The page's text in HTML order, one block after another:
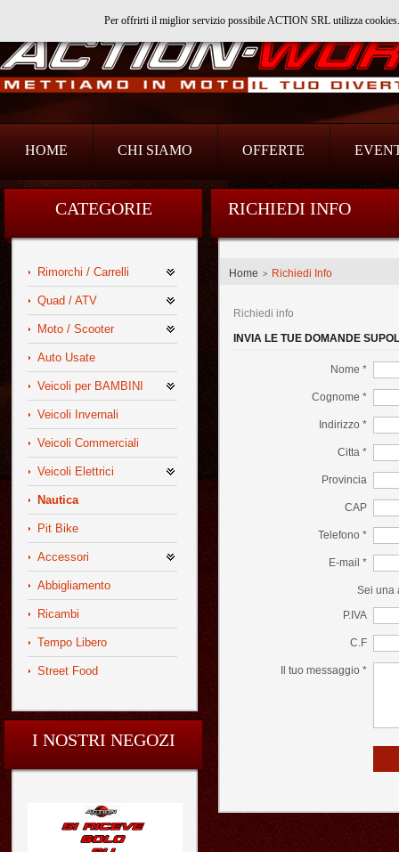
HOME CHI SIAMO OFFERTE
CATEGORIE
Rimorchi / Carrelli
Quad / ATV
Moto / Scooter
Auto Usate
Veicoli per BAMBINI
Veicoli Invernali
Veicoli Commerciali
Veicoli Elettrici
Nautica
Pit Bike
Accessori
Abbigliamento
Ricambi
Tempo Libero
Street Food
I NOSTRI NEGOZI
RICHIEDI INFO
Home > Richiedi Info
Richiedi info
INVIA LE TUE DOMANDE
Nome *
Cognome *
Indirizzo *
Citta *
Provincia
CAP
Telefono *
E-mail *
Sei una
P.IVA
C.F
Il tuo messaggio *
Per offrirti il miglior servizio possibile ACTION SRL utilizza